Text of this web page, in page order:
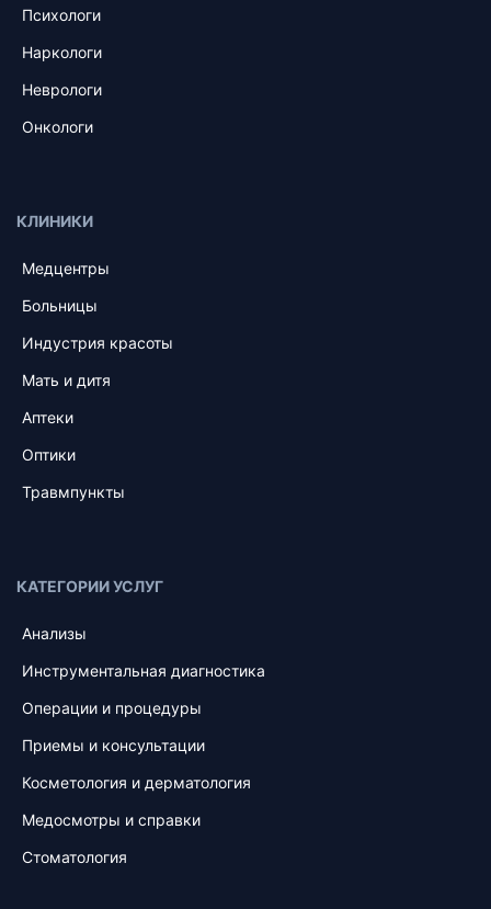
Психологи
Наркологи
Неврологи
Онкологи
КЛИНИКИ
Медцентры
Больницы
Индустрия красоты
Мать и дитя
Аптеки
Оптики
Травмпункты
КАТЕГОРИИ УСЛУГ
Анализы
Инструментальная диагностика
Операции и процедуры
Приемы и консультации
Косметология и дерматология
Медосмотры и справки
Стоматология